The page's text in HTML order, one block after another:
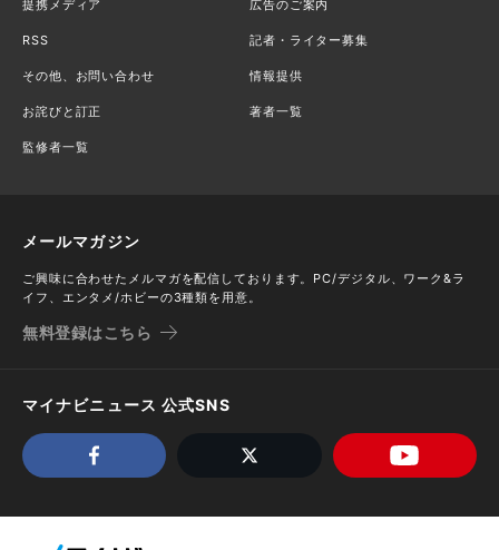
提携メディア 広告のご案内
RSS 記者・ライター募集
その他、お問い合わせ 情報提供
お詫びと訂正 著者一覧
監修者一覧
メールマガジン
ご興味に合わせたメルマガを配信しております。PC/デジタル、ワーク&ラ
イフ、エンタメ/ホビーの3種類を用意。
無料登録はこちら
マイナビニュース 公式SNS